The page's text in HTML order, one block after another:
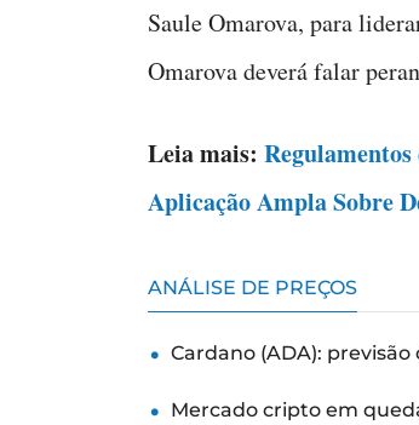
Saule Omarova, para
Omarova deverá falar
Leia mais:
Aplicação Ampla Sobre
ANÁLISE DE PREÇOS
Cardano (ADA):
Mercado cripto em